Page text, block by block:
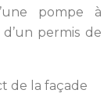
pompe à
permis de
de la façade